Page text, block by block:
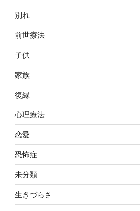
別れ
前世療法
子供
家族
復縁
心理療法
恋愛
恐怖症
未分類
生きづらさ